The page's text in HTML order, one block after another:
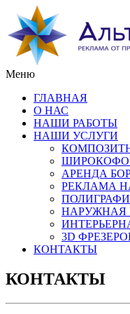
Меню
ГЛАВНАЯ
О НАС
НАШИ РАБОТЫ
НАШИ УСЛУГИ
АРЕНДА
РЕКЛАМА
НАРУЖНАЯ
3D
КОНТАКТЫ
КОНТАКТЫ